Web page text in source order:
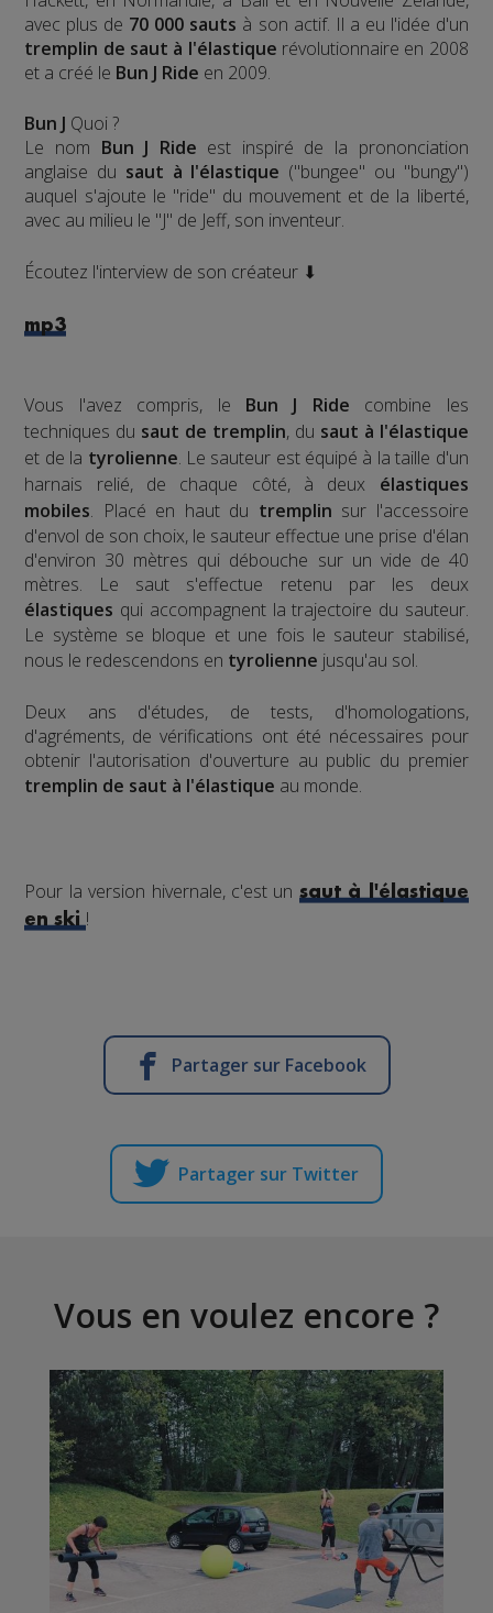
avec plus de 70 000 sauts à son actif. Il a eu l'idée d'un
tremplin de saut à l'élastique révolutionnaire en 2008
et a créé le Bun J Ride en 2009.
Bun J Quoi ?
Le nom Bun J Ride est inspiré de la prononciation
anglaise du saut à l'élastique ("bungee" ou "bungy")
auquel s'ajoute le "ride" du mouvement et de la liberté,
avec au milieu le "J" de Jeff, son inventeur.
Écoutez l'interview de son créateur ⬇
mp3
Vous l'avez compris, le Bun J Ride combine les
techniques du saut de tremplin, du saut à l'élastique
et de la tyrolienne. Le sauteur est équipé à la taille d'un
harnais relié, de chaque côté, à deux élastiques
mobiles. Placé en haut du tremplin sur l'accessoire
d'envol de son choix, le sauteur effectue une prise d'élan
d'environ 30 mètres qui débouche sur un vide de 40
mètres. Le saut s'effectue retenu par les deux
élastiques qui accompagnent la trajectoire du sauteur.
Le système se bloque et une fois le sauteur stabilisé,
nous le redescendons en tyrolienne jusqu'au sol.
​Deux ans d'études, de tests, d'homologations,
d'agréments, de vérifications ont été nécessaires pour
obtenir l'autorisation d'ouverture au public du premier
tremplin de saut à l'élastique au monde.
Pour la version hivernale, c'est un saut à l'élastique
en ski!
Partager sur Facebook
Partager sur Twitter
Vous en voulez encore ?